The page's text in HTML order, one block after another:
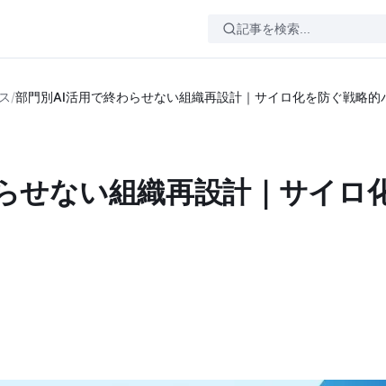
/部門別AI活用で終わらせない組織再設計｜サイロ化を防ぐ戦略的
せない組織再設計｜サイロ